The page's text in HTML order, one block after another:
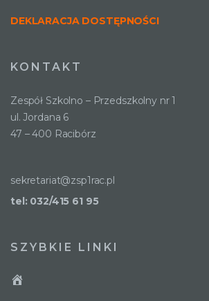
DEKLARACJA DOSTĘPNOŚCI
KONTAKT
Zespół Szkolno – Przedszkolny nr 1
ul. Jordana 6
47 – 400 Racibórz
sekretariat@zsp1rac.pl
tel: 032/415 61 95
SZYBKIE LINKI